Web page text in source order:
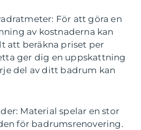
För att göra en
av kostnaderna kan
att beräkna priset per
ger dig en uppskattning
del av ditt badrum kan
Material spelar en stor
för badrumsrenovering.